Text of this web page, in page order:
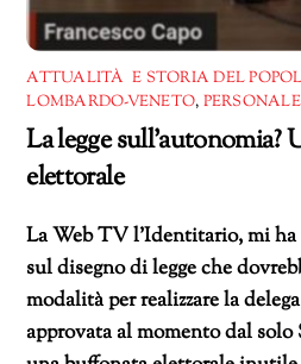
ATTUALITÀ E STORIA DEL
LOMBARDO-VENETO, PERSONALE
La legge sull’autonomia?
elettorale
La Web TV l’Identitario, mi
sul disegno di legge che
modalità per realizzare la
approvata al momento dal solo